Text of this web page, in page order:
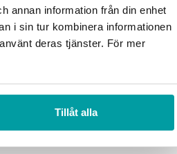
annan information från din enhet
i sin tur kombinera informationen
deras tjänster. För mer
Tillåt alla
Vallentuna